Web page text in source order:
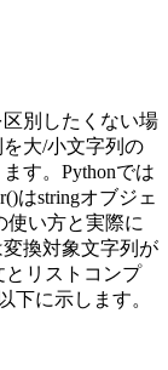
別したくない場
大/小文字列の
す。Pythonでは
はstringオブジェ
使い方と実際に
換対象文字列が
とリストコンプ
下に示します。